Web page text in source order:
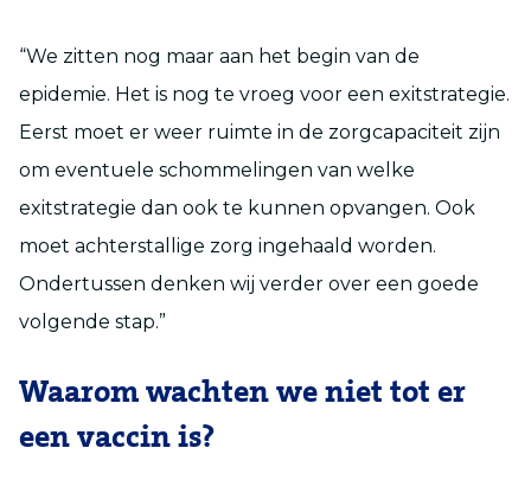
“We zitten nog maar aan het begin van de
epidemie. Het is nog te vroeg voor een exitstrategie.
Eerst moet er weer ruimte in de zorgcapaciteit zijn
om eventuele schommelingen van welke
exitstrategie dan ook te kunnen opvangen. Ook
moet achterstallige zorg ingehaald worden.
Ondertussen denken wij verder over een goede
volgende stap.”
Waarom wachten we niet tot er
een vaccin is?